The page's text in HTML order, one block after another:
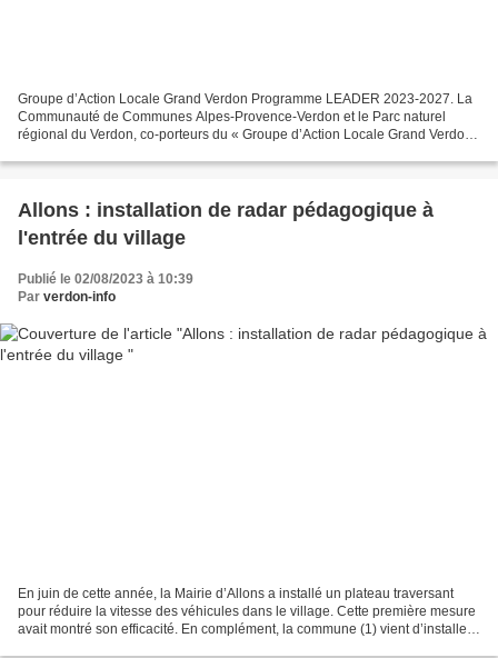
Groupe d’Action Locale Grand Verdon Programme LEADER 2023-2027. La
Communauté de Communes Alpes-Provence-Verdon et le Parc naturel
régional du Verdon, co-porteurs du « Groupe d’Action Locale Grand Verdon
Allons : installation de radar pédagogique à
l'entrée du village
Publié le 02/08/2023 à 10:39
Par verdon-info
En juin de cette année, la Mairie d’Allons a installé un plateau traversant
pour réduire la vitesse des véhicules dans le village. Cette première mesure
avait montré son efficacité. En complément, la commune (1) vient d’installer